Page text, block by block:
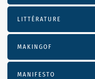
LITTÉRATURE
MAKINGOF
MANIFESTO